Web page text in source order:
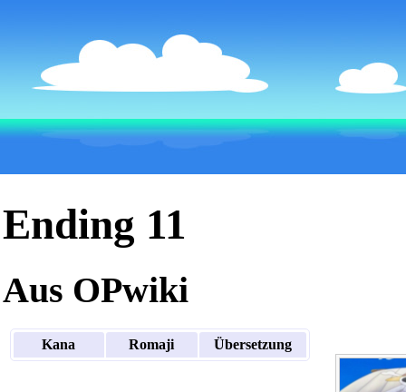
Ending 11
Aus OPwiki
Kana Romaji Übersetzung